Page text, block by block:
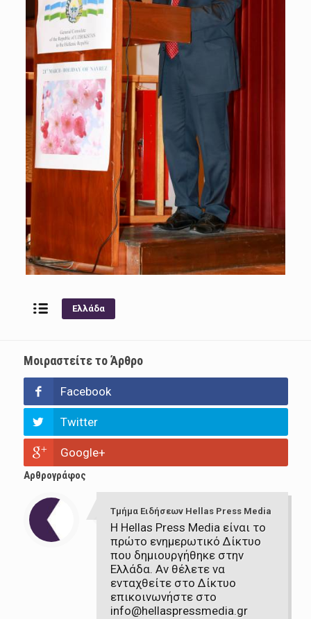
Ελλάδα
Μοιραστείτε το Άρθρο
Facebook
Twitter
Google+
Αρθρογράφος
Τμήμα Ειδήσεων Hellas Press Media
Η Hellas Press Media είναι το
πρώτο ενημερωτικό Δίκτυο
που δημιουργήθηκε στην
Ελλάδα. Αν θέλετε να
ενταχθείτε στο Δίκτυο
επικοινωνήστε στο
info@hellaspressmedia.gr